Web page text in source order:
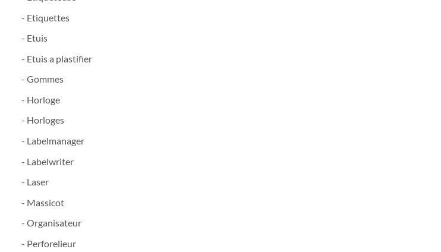
- Etiquettes
- Etuis
- Etuis a plastifier
- Gommes
- Horloge
- Horloges
- Labelmanager
- Labelwriter
- Laser
- Massicot
- Organisateur
- Perforelieur